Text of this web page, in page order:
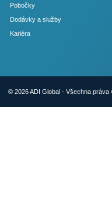
Pobočky
Dodávky a služby
Kariéra
© 2026 ADI Global - Všechna